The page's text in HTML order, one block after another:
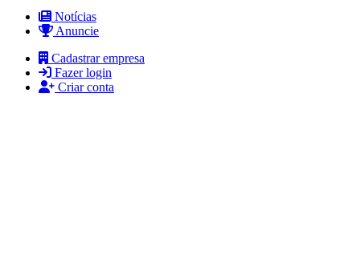
Notícias
Anuncie
Cadastrar empresa
Fazer login
Criar conta